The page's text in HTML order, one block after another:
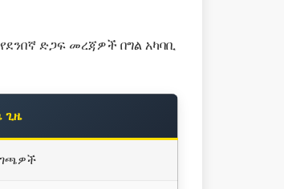
ድጋፍ መረጃዎች በግል አካባቢ
ጊዜ